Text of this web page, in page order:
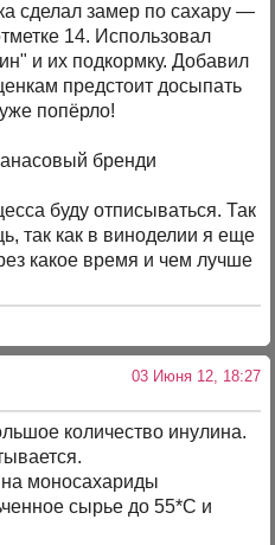
сделал замер по сахару —
14. Использовал
и их подкормку. Добавил
предстоит досыпать
попёрло!
буду отписываться. Так
так как в виноделии я еще
какое время и чем лучше
03 Июня 12, 18:27
количество инулина.
моносахариды
сырье до 55*С и